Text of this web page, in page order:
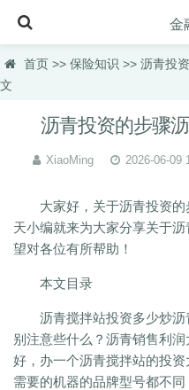
金
首页
理财规划
投资理财
虚拟币快讯
理财百科
汽车百科
首页 >> 保险知识 >> 沥青投
文
沥青投资的步骤
XiaoMing 2026-06-09
大家好，关于沥青投资
天小编就来为大家分享关于
望对各位有所帮助！
本文目录
沥青搅拌站投资多少炒
别注意些什么？沥青销售利
好，办一个沥青搅拌站的投
需要的机器的品牌型号都不同